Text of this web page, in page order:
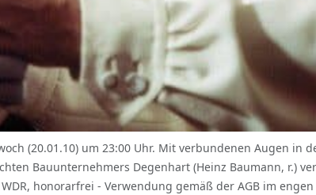
(20.01.10) um 23:00 Uhr. Mit verbundenen Augen in
Bauunternehmers Degenhart (Heinz Baumann, r.)
honorarfrei - Verwendung gemäß der AGB im